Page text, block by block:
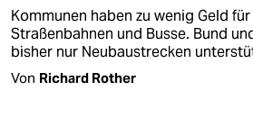
Kommunen haben zu wenig Geld
Straßenbahnen und Busse. Bund
bisher nur Neubaustrecken
Von Richard Rother